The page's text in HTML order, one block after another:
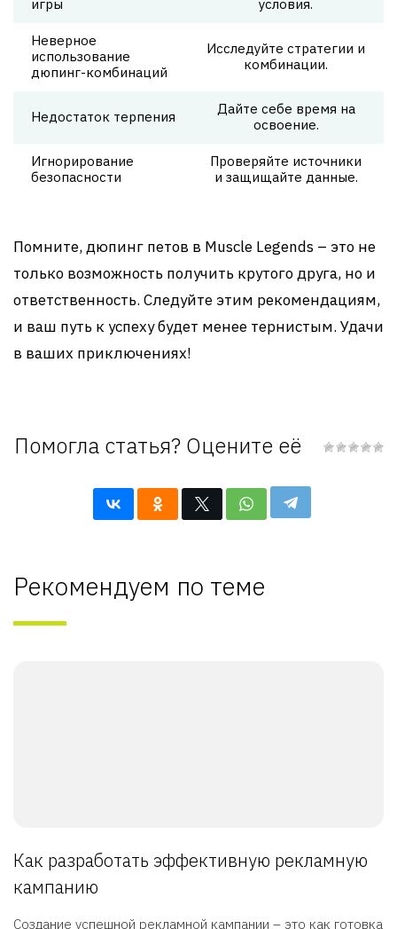
игры условия.
Неверное
использование
дюпинг-комбинаций
Исследуйте стратегии и
комбинации.
Недостаток терпения
Дайте себе время на
освоение.
Игнорирование
безопасности
Проверяйте источники
и защищайте данные.
Помните, дюпинг петов в Muscle Legends – это не
только возможность получить крутого друга, но и
ответственность. Следуйте этим рекомендациям,
и ваш путь к успеху будет менее тернистым. Удачи
в ваших приключениях!
Помогла статья? Оцените её
Рекомендуем по теме
Как разработать эффективную рекламную
кампанию
Создание успешной рекламной кампании – это как готовка